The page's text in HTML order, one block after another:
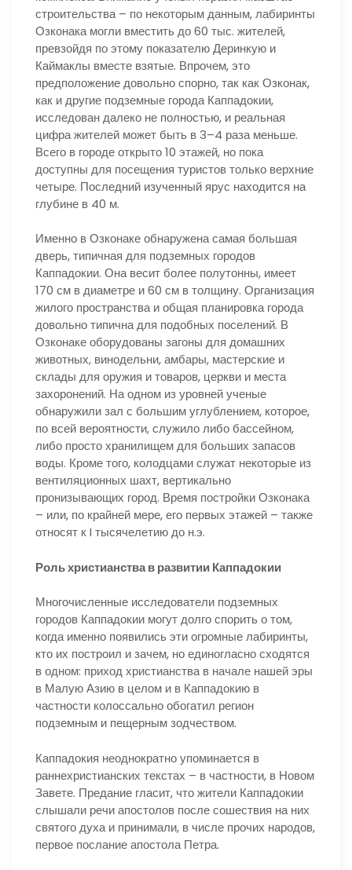
строительства – по некоторым данным, лабиринты
Озконака могли вместить до 60 тыс. жителей,
превзойдя по этому показателю Деринкую и
Каймаклы вместе взятые. Впрочем, это
предположение довольно спорно, так как Озконак,
как и другие подземные города Каппадокии,
исследован далеко не полностью, и реальная
цифра жителей может быть в 3–4 раза меньше.
Всего в городе открыто 10 этажей, но пока
доступны для посещения туристов только верхние
четыре. Последний изученный ярус находится на
глубине в 40 м.
Именно в Озконаке обнаружена самая большая
дверь, типичная для подземных городов
Каппадокии. Она весит более полутонны, имеет
170 см в диаметре и 60 см в толщину. Организация
жилого пространства и общая планировка города
довольно типична для подобных поселений. В
Озконаке оборудованы загоны для домашних
животных, винодельни, амбары, мастерские и
склады для оружия и товаров, церкви и места
захоронений. На одном из уровней ученые
обнаружили зал с большим углублением, которое,
по всей вероятности, служило либо бассейном,
либо просто хранилищем для больших запасов
воды. Кроме того, колодцами служат некоторые из
вентиляционных шахт, вертикально
пронизывающих город. Время постройки Озконака
– или, по крайней мере, его первых этажей – также
относят к I тысячелетию до н.э.
Роль христианства в развитии Каппадокии
Многочисленные исследователи подземных
городов Каппадокии могут долго спорить о том,
когда именно появились эти огромные лабиринты,
кто их построил и зачем, но единогласно сходятся
в одном: приход христианства в начале нашей эры
в Малую Азию в целом и в Каппадокию в
частности колоссально обогатил регион
подземным и пещерным зодчеством.
Каппадокия неоднократно упоминается в
раннехристианских текстах – в частности, в Новом
Завете. Предание гласит, что жители Каппадокии
слышали речи апостолов после сошествия на них
святого духа и принимали, в числе прочих народов,
первое послание апостола Петра.